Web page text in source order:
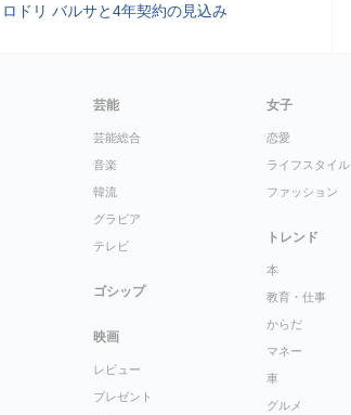
ロドリ バルサと4年契約の見込み
芸能
芸能総合
音楽
韓流
グラビア
テレビ
ゴシップ
映画
レビュー
プレゼント
女子
恋愛
ライフスタイル
ファッション
トレンド
本
教育・仕事
からだ
マネー
車
グルメ